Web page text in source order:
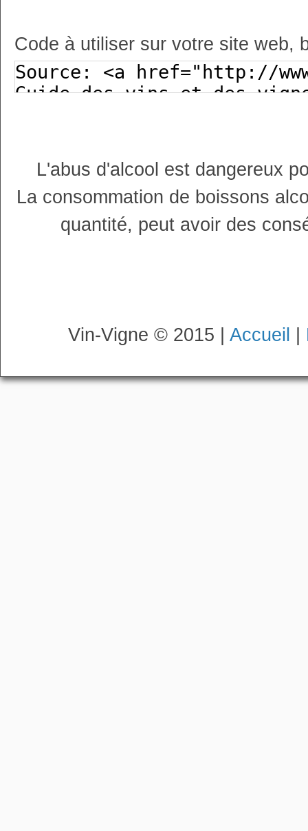
Code à utiliser sur votre site web,
L'abus d'alcool est dangereux
La consommation de boissons
quantité, peut avoir des
Vin-Vigne © 2015 | Accueil